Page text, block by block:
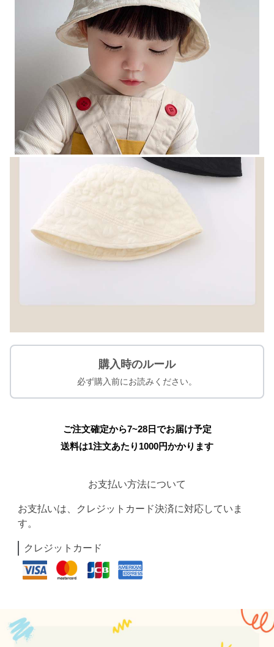
購入時のルール
必ず購入前にお読みください。
ご注文確定から7~28日でお届け予定
送料は1注文あたり 1000円かかります
お支払い方法について
お支払いは、クレジットカード決済に対応していま
す。
クレジットカード